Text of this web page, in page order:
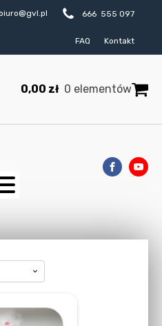
666 555 097
FAQ Kontakt
0,00 zł 0 elementów